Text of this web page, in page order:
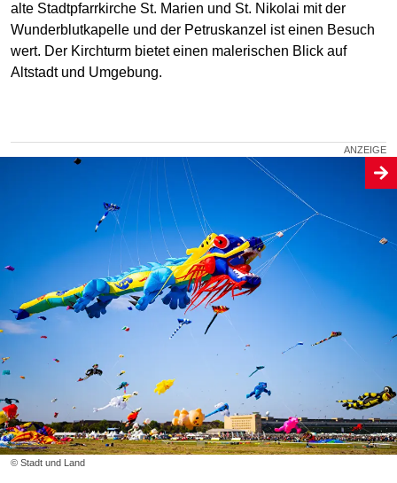
alte Stadtpfarrkirche St. Marien und St. Nikolai mit der
Wunderblutkapelle und der Petruskanzel ist einen Besuch
wert. Der Kirchturm bietet einen malerischen Blick auf
Altstadt und Umgebung.
© Stadt und Land